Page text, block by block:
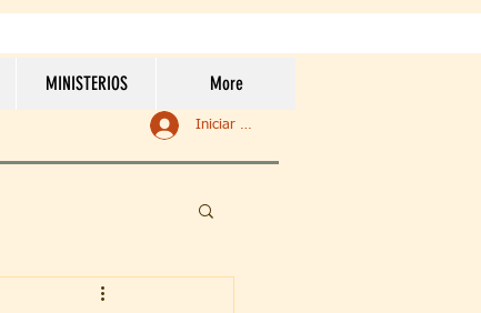
MINISTERIOS More
Iniciar sesión